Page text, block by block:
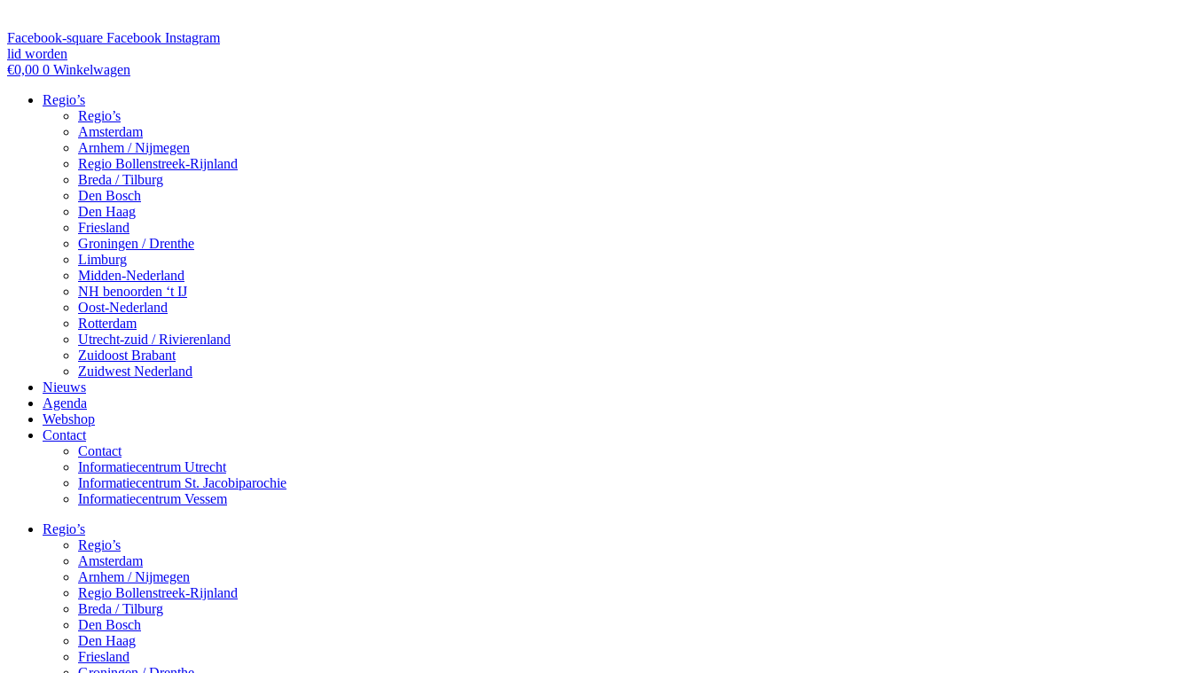
Facebook-square Facebook Instagram
lid worden
€0,00 0 Winkelwagen
Regio’s
Regio’s
Amsterdam
Arnhem / Nijmegen
Regio Bollenstreek-Rijnland
Breda / Tilburg
Den Bosch
Den Haag
Friesland
Groningen / Drenthe
Limburg
Midden-Nederland
NH benoorden ‘t IJ
Oost-Nederland
Rotterdam
Utrecht-zuid / Rivierenland
Zuidoost Brabant
Zuidwest Nederland
Nieuws
Agenda
Webshop
Contact
Contact
Informatiecentrum Utrecht
Informatiecentrum St. Jacobiparochie
Informatiecentrum Vessem
Regio’s
Regio’s
Amsterdam
Arnhem / Nijmegen
Regio Bollenstreek-Rijnland
Breda / Tilburg
Den Bosch
Den Haag
Friesland